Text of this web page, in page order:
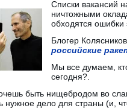
Списки вакансий
ничтожными
обходятся ошибки
Блогер
российские
Мы все думаем,
сегодня?.
быть нищебродом во
нужное дело для страны (и,